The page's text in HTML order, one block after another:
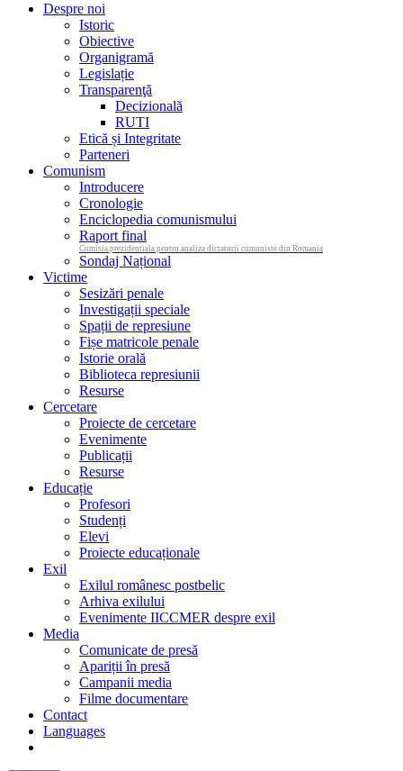
Despre noi
Istoric
Obiective
Organigramă
Legislație
Transparenţă
Decizională
RUTI
Etică și Integritate
Parteneri
Comunism
Introducere
Cronologie
Enciclopedia comunismului
Raport final
Comisia prezidentiala pentru analiza dictaturii comuniste din Romania
Sondaj Național
Victime
Sesizări penale
Investigații speciale
Spații de represiune
Fișe matricole penale
Istorie orală
Biblioteca represiunii
Resurse
Cercetare
Proiecte de cercetare
Evenimente
Publicații
Resurse
Educație
Profesori
Studenți
Elevi
Proiecte educaționale
Exil
Exilul românesc postbelic
Arhiva exilului
Evenimente IICCMER despre exil
Media
Comunicate de presă
Apariții în presă
Campanii media
Filme documentare
Contact
Languages